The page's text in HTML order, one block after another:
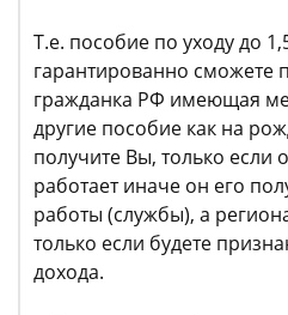
Т.е. пособие по уходу до
гарантированно сможете
гражданка РФ имеющая
другие пособие как на
получите Вы, только если
работает иначе он его
работы (службы), а
только если будете
дохода.